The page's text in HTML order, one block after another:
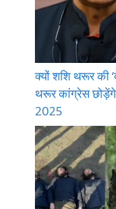
क्यों शशि थरूर की
थरूर कांग्रेस
2025